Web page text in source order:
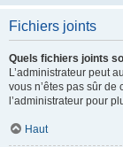
Fichiers joints
Quels fichiers joints
L’administrateur peut
vous n’êtes pas sûr
l’administrateur pour
Haut